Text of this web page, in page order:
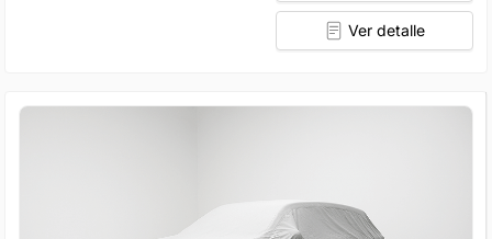
Ver detalle